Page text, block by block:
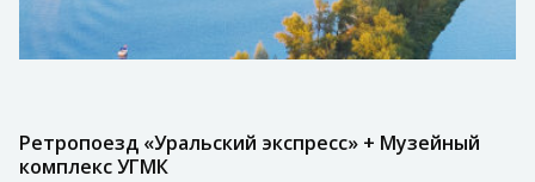
Ретропоезд «Уральский экспресс» + Музейный
комплекс УГМК